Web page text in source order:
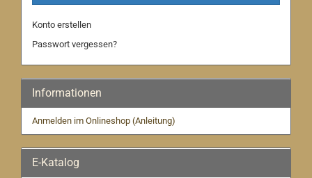
Konto erstellen
Passwort vergessen?
Informationen
Anmelden im Onlineshop (Anleitung)
E-Katalog